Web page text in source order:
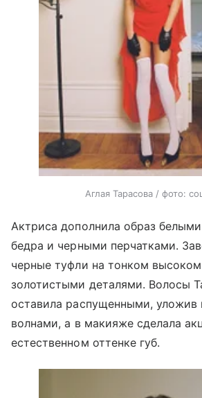
Аглая Тарасова / фото:
Актриса дополнила образ
бедра и черными перчатками.
черные туфли на тонком высоком
золотистыми деталями. Волосы
оставила распущенными, уложив
волнами, а в макияже сделала
естественном оттенке губ.